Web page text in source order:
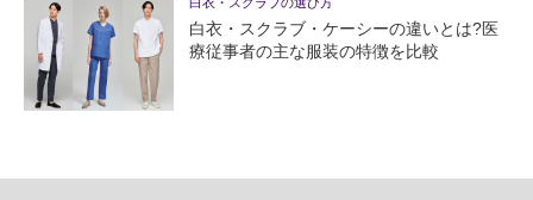
白衣・スクラブ・ケーシーの違いとは?医
療従事者の主な服装の特徴を比較